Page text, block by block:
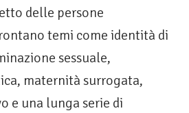
delle persone
temi come identità di
sessuale,
maternità surrogata,
e una lunga serie di